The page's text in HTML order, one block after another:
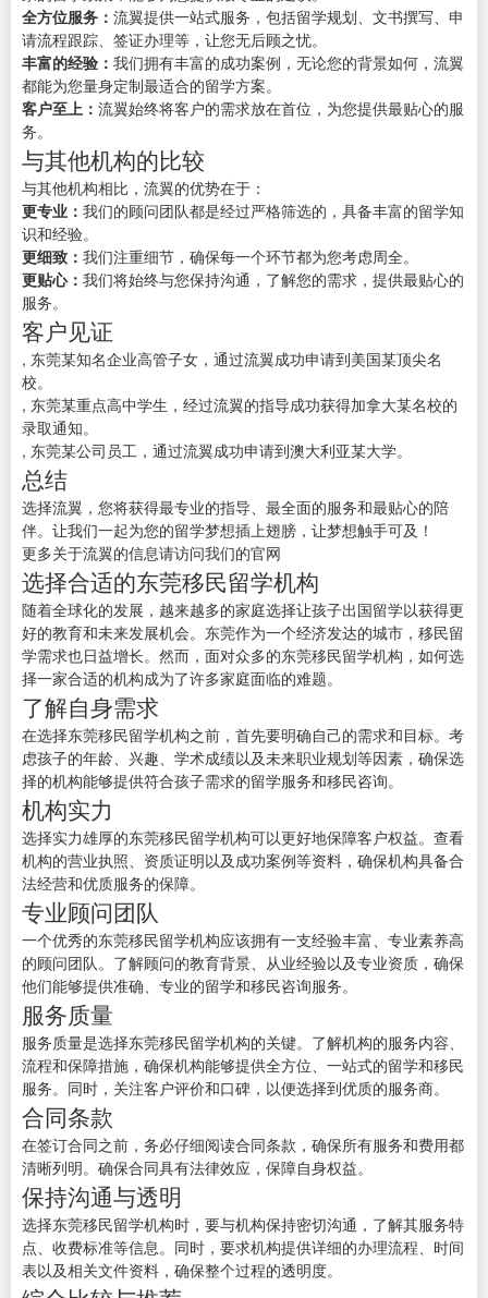
全方位服务： 流翼提供一站式服务，包括留学规划、文书撰写、申
请流程跟踪、签证办理等，让您无后顾之忧。
丰富的经验： 我们拥有丰富的成功案例，无论您的背景如何，流翼
都能为您量身定制最适合的留学方案。
客户至上： 流翼始终将客户的需求放在首位，为您提供最贴心的服
务。
与其他机构的比较
与其他机构相比，流翼的优势在于：
更专业： 我们的顾问团队都是经过严格筛选的，具备丰富的留学知
识和经验。
更细致： 我们注重细节，确保每一个环节都为您考虑周全。
更贴心： 我们将始终与您保持沟通，了解您的需求，提供最贴心的
服务。
客户见证
, 东莞某知名企业高管子女，通过流翼成功申请到美国某顶尖名
校。
, 东莞某重点高中学生，经过流翼的指导成功获得加拿大某名校的
录取通知。
, 东莞某公司员工，通过流翼成功申请到澳大利亚某大学。
总结
选择流翼，您将获得最专业的指导、最全面的服务和最贴心的陪
伴。让我们一起为您的留学梦想插上翅膀，让梦想触手可及！
更多关于流翼的信息请访问我们的官网
选择合适的东莞移民留学机构
随着全球化的发展，越来越多的家庭选择让孩子出国留学以获得更
好的教育和未来发展机会。东莞作为一个经济发达的城市，移民留
学需求也日益增长。然而，面对众多的东莞移民留学机构，如何选
择一家合适的机构成为了许多家庭面临的难题。
了解自身需求
在选择东莞移民留学机构之前，首先要明确自己的需求和目标。考
虑孩子的年龄、兴趣、学术成绩以及未来职业规划等因素，确保选
择的机构能够提供符合孩子需求的留学服务和移民咨询。
机构实力
选择实力雄厚的东莞移民留学机构可以更好地保障客户权益。查看
机构的营业执照、资质证明以及成功案例等资料，确保机构具备合
法经营和优质服务的保障。
专业顾问团队
一个优秀的东莞移民留学机构应该拥有一支经验丰富、专业素养高
的顾问团队。了解顾问的教育背景、从业经验以及专业资质，确保
他们能够提供准确、专业的留学和移民咨询服务。
服务质量
服务质量是选择东莞移民留学机构的关键。了解机构的服务内容、
流程和保障措施，确保机构能够提供全方位、一站式的留学和移民
服务。同时，关注客户评价和口碑，以便选择到优质的服务商。
合同条款
在签订合同之前，务必仔细阅读合同条款，确保所有服务和费用都
清晰列明。确保合同具有法律效应，保障自身权益。
保持沟通与透明
选择东莞移民留学机构时，要与机构保持密切沟通，了解其服务特
点、收费标准等信息。同时，要求机构提供详细的办理流程、时间
表以及相关文件资料，确保整个过程的透明度。